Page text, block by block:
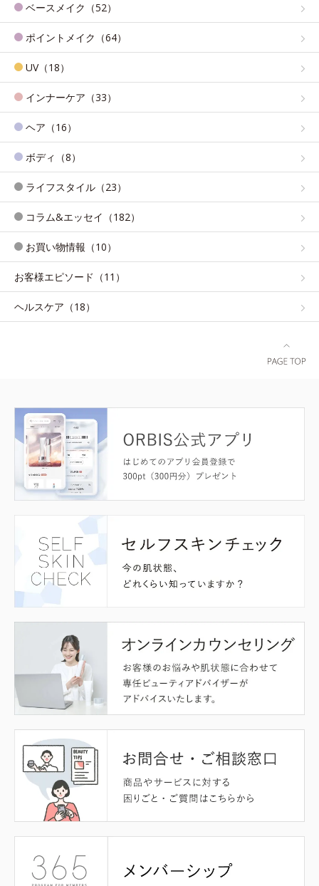
ベースメイク（52）
ポイントメイク（64）
UV（18）
インナーケア（33）
ヘア（16）
ボディ（8）
ライフスタイル（23）
コラム&エッセイ（182）
お買い物情報（10）
お客様エピソード（11）
ヘルスケア（18）